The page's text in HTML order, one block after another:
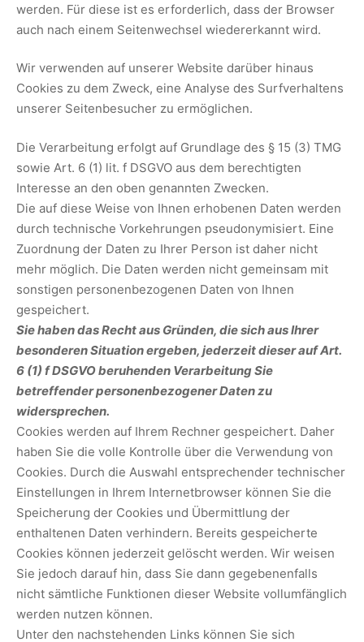
werden. Für diese ist es erforderlich, dass der Browser
auch nach einem Seitenwechsel wiedererkannt wird.
Wir verwenden auf unserer Website darüber hinaus
Cookies zu dem Zweck, eine Analyse des Surfverhaltens
unserer Seitenbesucher zu ermöglichen.
Die Verarbeitung erfolgt auf Grundlage des § 15 (3) TMG
sowie Art. 6 (1) lit. f DSGVO aus dem berechtigten
Interesse an den oben genannten Zwecken.
Die auf diese Weise von Ihnen erhobenen Daten werden
durch technische Vorkehrungen pseudonymisiert. Eine
Zuordnung der Daten zu Ihrer Person ist daher nicht
mehr möglich. Die Daten werden nicht gemeinsam mit
sonstigen personenbezogenen Daten von Ihnen
gespeichert.
Sie haben das Recht aus Gründen, die sich aus Ihrer
besonderen Situation ergeben, jederzeit dieser auf Art.
6 (1) f DSGVO beruhenden Verarbeitung Sie
betreffender personenbezogener Daten zu
widersprechen.
Cookies werden auf Ihrem Rechner gespeichert. Daher
haben Sie die volle Kontrolle über die Verwendung von
Cookies. Durch die Auswahl entsprechender technischer
Einstellungen in Ihrem Internetbrowser können Sie die
Speicherung der Cookies und Übermittlung der
enthaltenen Daten verhindern. Bereits gespeicherte
Cookies können jederzeit gelöscht werden. Wir weisen
Sie jedoch darauf hin, dass Sie dann gegebenenfalls
nicht sämtliche Funktionen dieser Website vollumfänglich
werden nutzen können.
Unter den nachstehenden Links können Sie sich